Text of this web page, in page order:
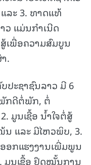
ລະ 3. ທາດແທ້
ວ ແມ່ນກຳເນີດ
ເພື່ອຄວາມສົມບູນ
.
ປະຊາຊົນລາວ ມີ 6
ພັກດີຕໍ່ພັກ, ຕໍ່
ມູນເຊື້ອ ນໍ້າໃຈຕໍ່ສູ້
ແລະ ມີໄຫວພິບ, 3.
ອກແຮງງານເພີ່ມພູນ
ມູນເຊື້ອ ຢຶດໝັ້ນການ